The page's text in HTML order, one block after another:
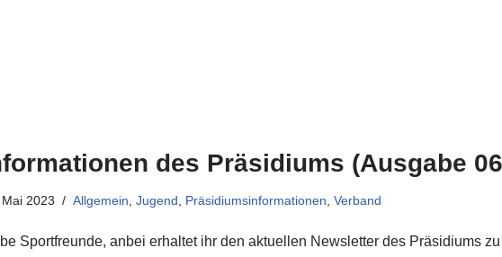
des Präsidiums (Ausgabe
2023 Allgemein Jugend Präsidiumsinformationen Verband
Sportfreunde, anbei erhaltet ihr den aktuellen Newsletter des Präsidiums